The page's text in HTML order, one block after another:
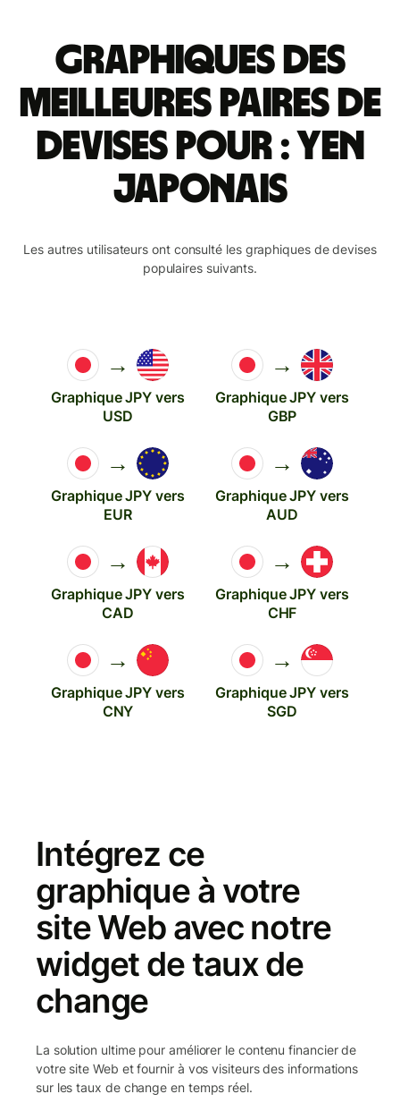
Graphiques des
meilleures paires de
devises pour : yen
japonais
Les autres utilisateurs ont consulté les graphiques de devises
populaires suivants.
→
Graphique JPY vers
USD
→
Graphique JPY vers
GBP
→
Graphique JPY vers
EUR
→
Graphique JPY vers
AUD
→
Graphique JPY vers
CAD
→
Graphique JPY vers
CHF
→
Graphique JPY vers
CNY
→
Graphique JPY vers
SGD
Intégrez ce
graphique à votre
site Web avec notre
widget de taux de
change
La solution ultime pour améliorer le contenu financier de
votre site Web et fournir à vos visiteurs des informations
sur les taux de change en temps réel.